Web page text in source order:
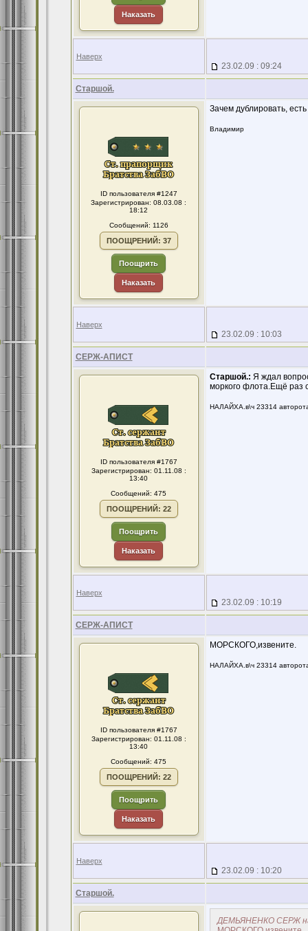
Наказать
Наверх
23.02.09 : 09:24
Старшой.
ID пользователя #1247
Зарегистрирован: 08.03.08 :
18:12
Сообщений: 1126
ПООЩРЕНИЙ: 37
Поощрить
Наказать
Зачем дублировать,
Владимир
Наверх
23.02.09 : 10:03
СЕРЖ-АПИСТ
ID пользователя #1767
Зарегистрирован: 01.11.08 :
13:40
Сообщений: 475
ПООЩРЕНИЙ: 22
Поощрить
Наказать
Старшой.: Я ждал
моркого флота.Ещё раз
НАЛАЙХА.в\ч 23314
Наверх
23.02.09 : 10:19
СЕРЖ-АПИСТ
ID пользователя #1767
Зарегистрирован: 01.11.08 :
13:40
Сообщений: 475
ПООЩРЕНИЙ: 22
Поощрить
Наказать
МОРСКОГО,извените.
НАЛАЙХА.в\ч 23314
Наверх
23.02.09 : 10:20
Старшой.
ДЕМЬЯНЕНКО СЕРЖ